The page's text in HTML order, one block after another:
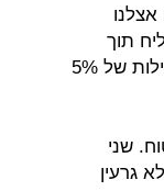
תוך
פרק זמן מסוים לתת היתר שליטה, צריך להתחיל לממש את המניות בחבילות של 5%
שני
גרעין